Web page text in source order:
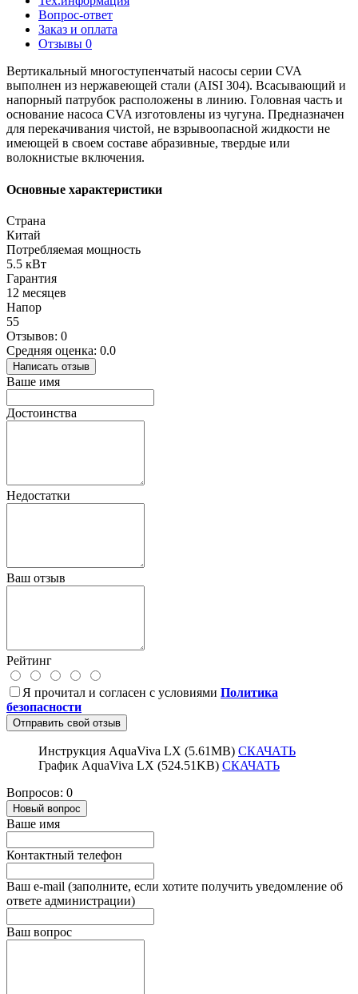
Вопрос-ответ
Заказ и оплата
Отзывы 0
Вертикальный многоступенчатый насосы серии CVA
выполнен из нержавеющей стали (AISI 304). Всасывающий и
напорный патрубок расположены в линию. Головная часть и
основание насоса CVA изготовлены из чугуна. Предназначен
для перекачивания чистой, не взрывоопасной жидкости не
имеющей в своем составе абразивные, твердые или
волокнистые включения.
Основные характеристики
Страна
Китай
Потребляемая мощность
5.5 кВт
Гарантия
12 месяцев
Напор
55
Отзывов: 0
Средняя оценка: 0.0
Написать отзыв
Ваше имя
Достоинства
Недостатки
Ваш отзыв
Рейтинг
Я прочитал и согласен с условиями Политика
безопасности
Отправить свой отзыв
Инструкция AquaViva LX (5.61MB) СКАЧАТЬ
График AquaViva LX (524.51KB) СКАЧАТЬ
Вопросов: 0
Новый вопрос
Ваше имя
Контактный телефон
Ваш e-mail (заполните, если хотите получить уведомление об
ответе администрации)
Ваш вопрос